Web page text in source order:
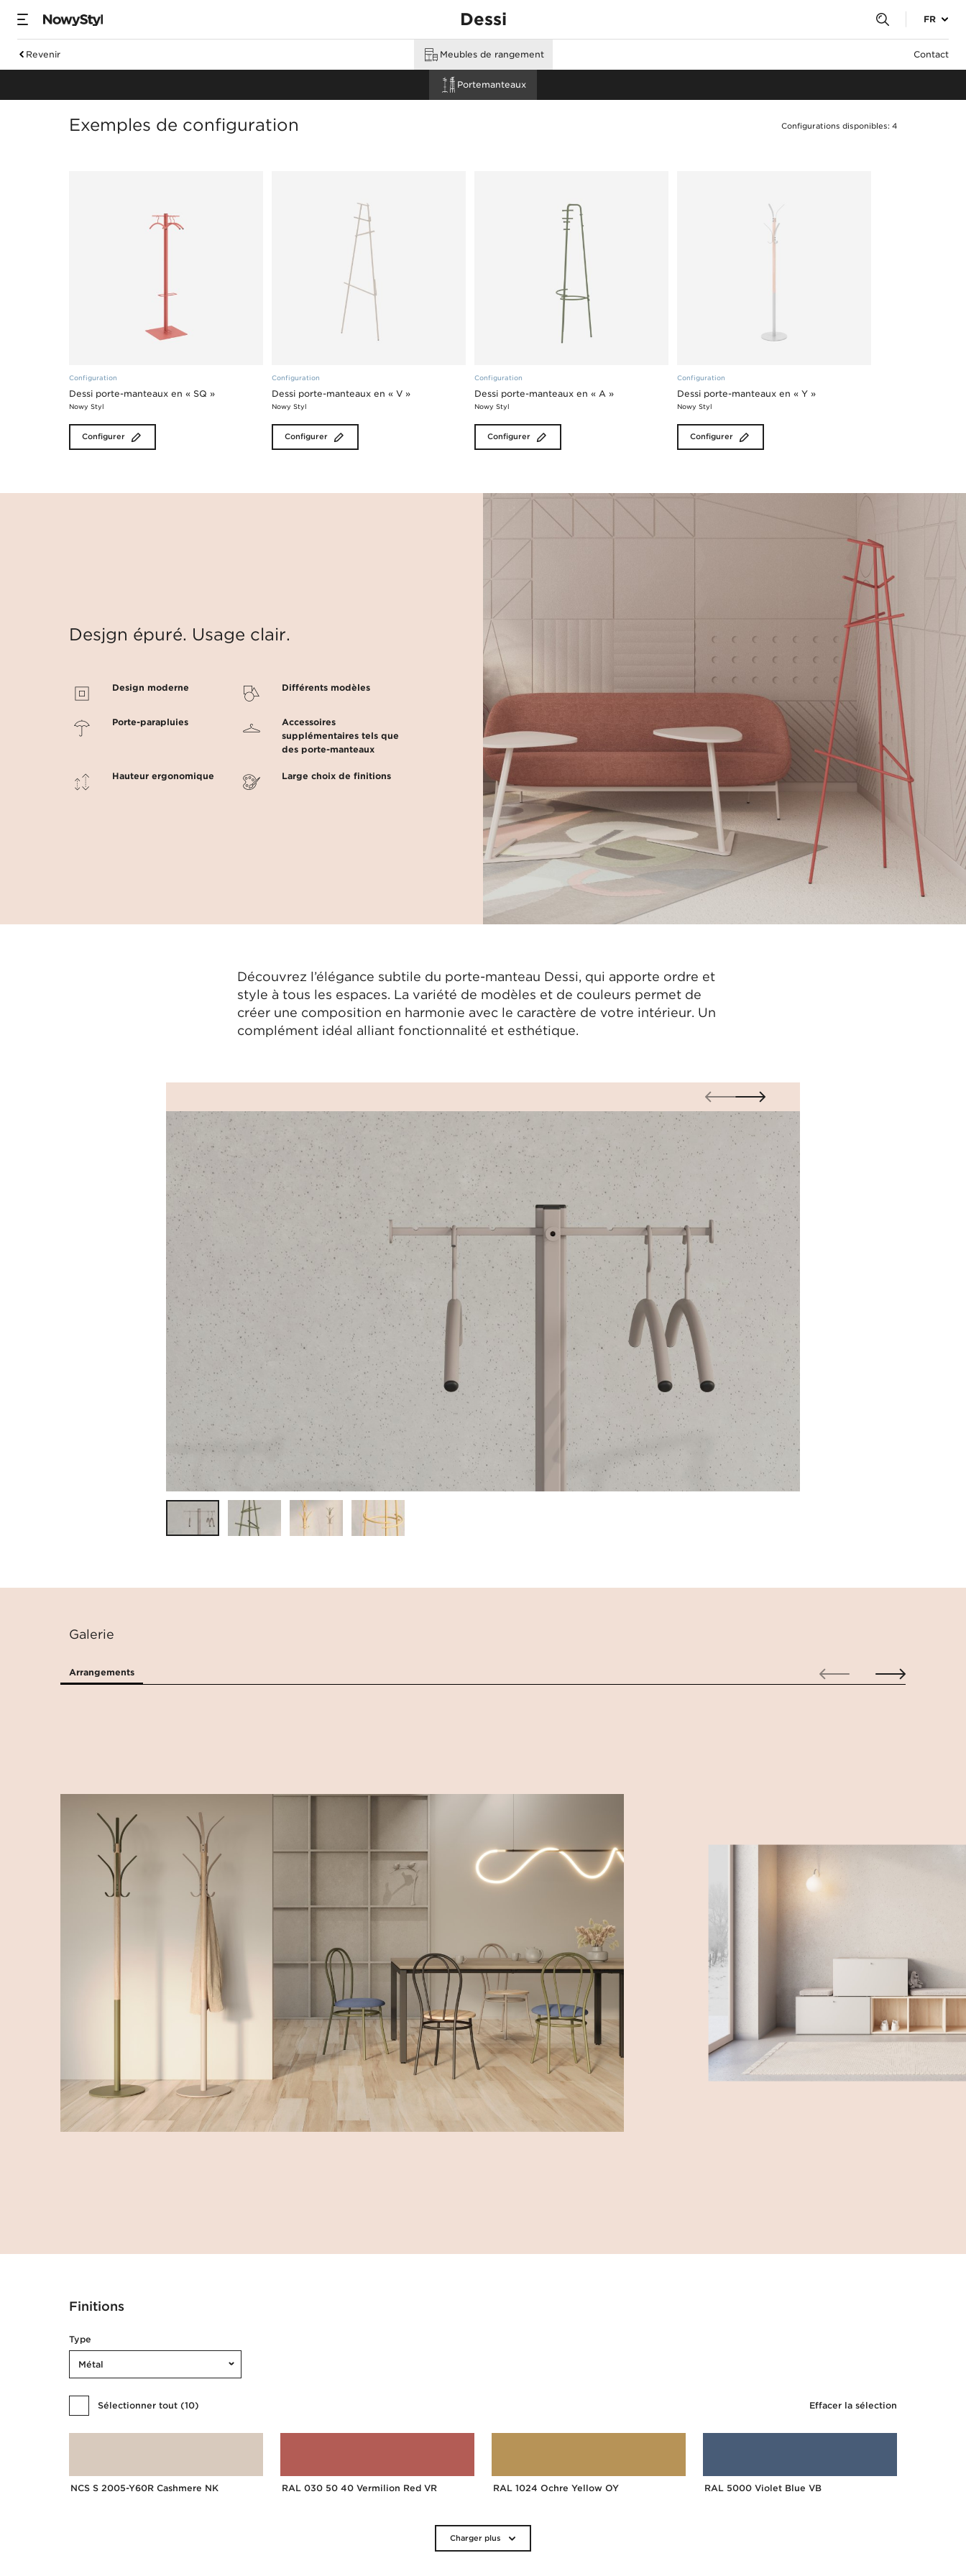
Dessi FR
Revenir Meubles de rangement
Portemanteaux
Contact
Portemanteaux
none
Exemples de configuration Configurations disponibles: 4
Configuration
Dessi porte-manteaux en « SQ »
Nowy Styl
Configurer
Configuration
Dessi porte-manteaux en « V »
Nowy Styl
Configurer
Configuration
Dessi porte-manteaux en « A »
Nowy Styl
Configurer
Configuration
Dessi porte-manteaux en « Y »
Nowy Styl
Configurer
Desjgn épuré. Usage clair.
Design moderne Différents modèles
Porte-parapluies
Accessoires
supplémentaires tels que
des porte-manteaux
Hauteur ergonomique Large choix de finitions
Découvrez l’élégance subtile du porte-manteau Dessi, qui apporte ordre et
style à tous les espaces. La variété de modèles et de couleurs permet de
créer une composition en harmonie avec le caractère de votre intérieur. Un
complément idéal alliant fonctionnalité et esthétique.
Galerie
Arrangements
Finitions
Type
Métal
Sélectionner tout (10) Effacer la sélection
NCS S 2005-Y60R Cashmere NK RAL 030 50 40 Vermilion Red VR RAL 1024 Ochre Yellow OY RAL 5000 Violet Blue VB
Charger plus